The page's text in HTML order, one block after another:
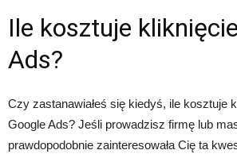
Ile kosztuje
Ads?
Czy zastanawiałeś się kiedyś, ile kosztuje
Google Ads? Jeśli prowadzisz firmę lub
prawdopodobnie zainteresowała Cię ta